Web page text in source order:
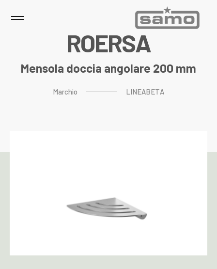
ROERSA
Mensola doccia angolare 200 mm
Marchio LINEABETA